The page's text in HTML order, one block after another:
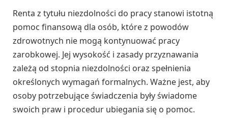
Renta z tytułu niezdolności do pracy stanowi istotną
pomoc finansową dla osób, które z powodów
zdrowotnych nie mogą kontynuować pracy
zarobkowej. Jej wysokość i zasady przyznawania
zależą od stopnia niezdolności oraz spełnienia
określonych wymagań formalnych. Ważne jest, aby
osoby potrzebujące świadczenia były świadome
swoich praw i procedur ubiegania się o pomoc.